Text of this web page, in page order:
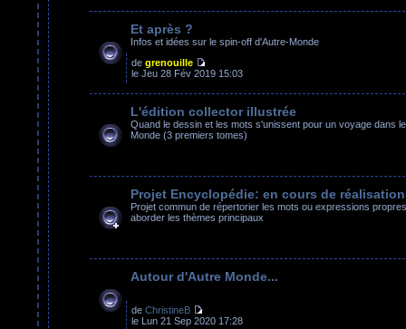
Et après ?
Infos et idées sur le spin-off d'Autre-Monde
de grenouille
le Jeu 28 Fév 2019 15:03
L'édition collector illustrée
Quand le dessin et les mots s'unissent pour un voyage dans
Monde (3 premiers tomes)
Projet Encyclopédie: en cours de réalisation
Projet commun de répertorier les mots ou expressions
aborder les thèmes principaux
Autour d'Autre Monde...
de ChristineB
le Lun 21 Sep 2020 17:28